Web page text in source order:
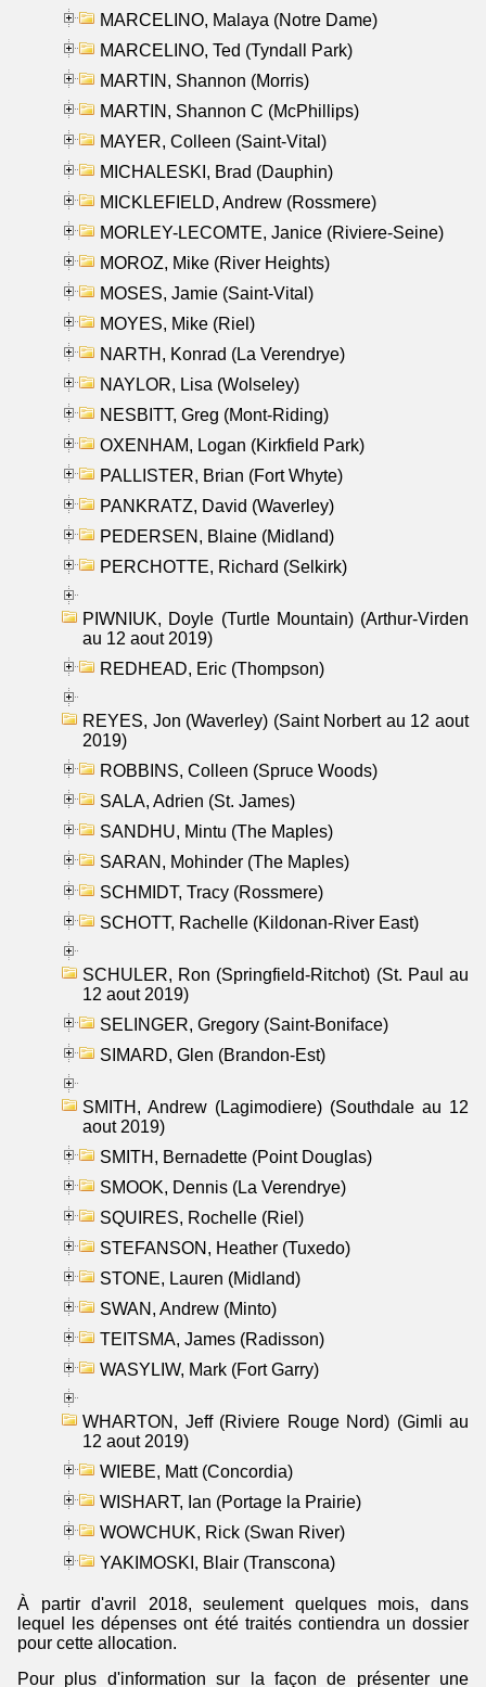
MARCELINO, Malaya (Notre Dame)
MARCELINO, Ted (Tyndall Park)
MARTIN, Shannon (Morris)
MARTIN, Shannon C (McPhillips)
MAYER, Colleen (Saint-Vital)
MICHALESKI, Brad (Dauphin)
MICKLEFIELD, Andrew (Rossmere)
MORLEY-LECOMTE, Janice (Riviere-Seine)
MOROZ, Mike (River Heights)
MOSES, Jamie (Saint-Vital)
MOYES, Mike (Riel)
NARTH, Konrad (La Verendrye)
NAYLOR, Lisa (Wolseley)
NESBITT, Greg (Mont-Riding)
OXENHAM, Logan (Kirkfield Park)
PALLISTER, Brian (Fort Whyte)
PANKRATZ, David (Waverley)
PEDERSEN, Blaine (Midland)
PERCHOTTE, Richard (Selkirk)
PIWNIUK, Doyle (Turtle Mountain) (Arthur-Virden
au 12 aout 2019)
REDHEAD, Eric (Thompson)
REYES, Jon (Waverley) (Saint Norbert au 12 aout
2019)
ROBBINS, Colleen (Spruce Woods)
SALA, Adrien (St. James)
SANDHU, Mintu (The Maples)
SARAN, Mohinder (The Maples)
SCHMIDT, Tracy (Rossmere)
SCHOTT, Rachelle (Kildonan-River East)
SCHULER, Ron (Springfield-Ritchot) (St. Paul au
12 aout 2019)
SELINGER, Gregory (Saint-Boniface)
SIMARD, Glen (Brandon-Est)
SMITH, Andrew (Lagimodiere) (Southdale au 12
aout 2019)
SMITH, Bernadette (Point Douglas)
SMOOK, Dennis (La Verendrye)
SQUIRES, Rochelle (Riel)
STEFANSON, Heather (Tuxedo)
STONE, Lauren (Midland)
SWAN, Andrew (Minto)
TEITSMA, James (Radisson)
WASYLIW, Mark (Fort Garry)
WHARTON, Jeff (Riviere Rouge Nord) (Gimli au
12 aout 2019)
WIEBE, Matt (Concordia)
WISHART, Ian (Portage la Prairie)
WOWCHUK, Rick (Swan River)
YAKIMOSKI, Blair (Transcona)
À partir d'avril 2018, seulement quelques mois, dans
lequel les dépenses ont été traités contiendra un dossier
pour cette allocation.
Pour plus d'information sur la façon de présenter une